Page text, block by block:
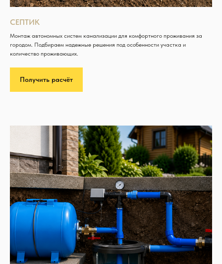
СЕПТИК
Монтаж автономных систем канализации для комфортного проживания за
городом. Подбираем надежные решения под особенности участка и
количество проживающих.
Получить расчёт